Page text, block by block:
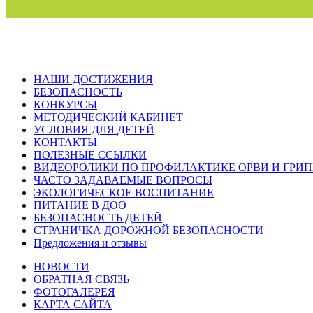
НАШИ ДОСТИЖЕНИЯ
БЕЗОПАСНОСТЬ
КОНКУРСЫ
МЕТОДИЧЕСКИЙ КАБИНЕТ
УСЛОВИЯ ДЛЯ ДЕТЕЙ
КОНТАКТЫ
ПОЛЕЗНЫЕ ССЫЛКИ
ВИДЕОРОЛИКИ ПО ПРОФИЛАКТИКЕ ОРВИ И
ЧАСТО ЗАДАВАЕМЫЕ ВОПРОСЫ
ЭКОЛОГИЧЕСКОЕ ВОСПИТАНИЕ
ПИТАНИЕ В ДОО
БЕЗОПАСНОСТЬ ДЕТЕЙ
СТРАНИЧКА ДОРОЖНОЙ БЕЗОПАСНОСТИ
Предложения и отзывы
НОВОСТИ
ОБРАТНАЯ СВЯЗЬ
ФОТОГАЛЕРЕЯ
КАРТА САЙТА